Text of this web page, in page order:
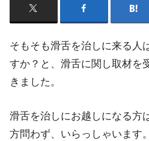
そもそも滑舌を治しに来る人
すか？と、滑舌に関し取材を
きました。
滑舌を治しにお越しになる方
方問わず、いらっしゃいます